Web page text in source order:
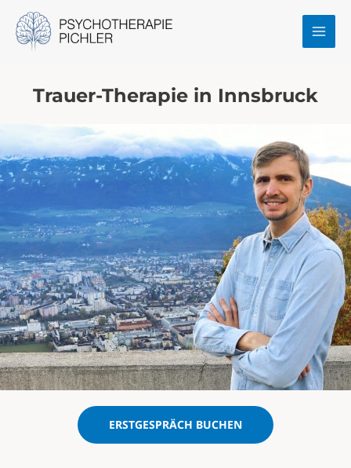
Inhalt
springen
Trauer-Therapie in Innsbruck
ERSTGESPRÄCH BUCHEN